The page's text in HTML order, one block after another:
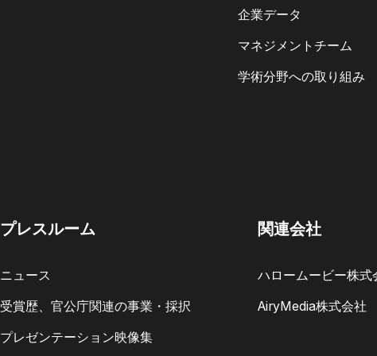
企業データ
マネジメントチーム
学術分野への取り組み
プレスルーム
ニュース
受賞歴、官公庁関連の事業・採択
プレゼンテーション映像集
関連会社
ハロームービー株式
AiryMedia株式会社